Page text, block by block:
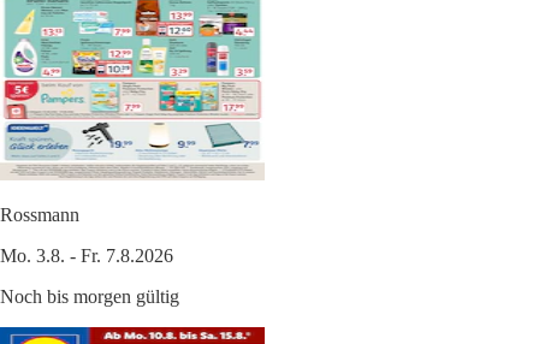
Rossmann
Mo. 3.8. - Fr. 7.8.2026
Noch bis morgen gültig